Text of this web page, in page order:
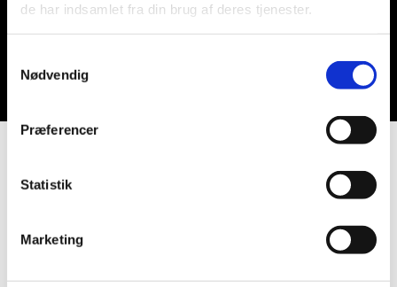
de har indsamlet fra din brug af deres tjenester.
Nødvendig
Præferencer
Statistik
Marketing
Du vil måske også kunne lide...